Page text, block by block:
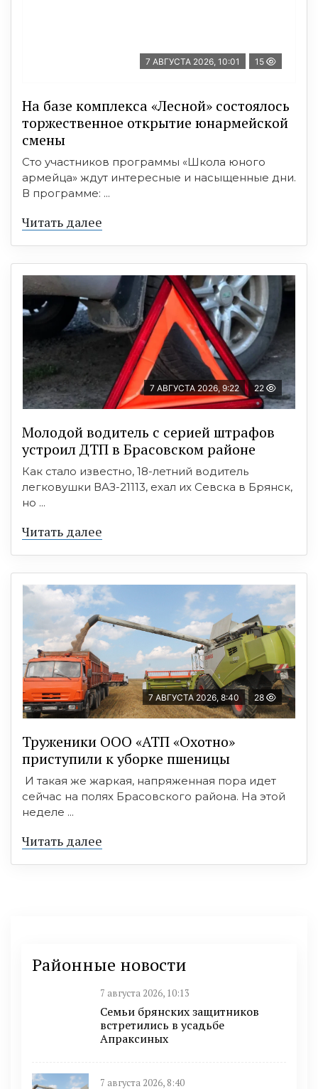
7 АВГУСТА 2026, 10:01 15
На базе комплекса «Лесной» состоялось
торжественное открытие юнармейской
смены
Сто участников программы «Школа юного
армейца» ждут интересные и насыщенные дни.
В программе: ...
Читать далее
7 АВГУСТА 2026, 9:22 22
Молодой водитель с серией штрафов
устроил ДТП в Брасовском районе
Как стало известно, 18-летний водитель
легковушки ВАЗ-21113, ехал их Севска в Брянск,
но ...
Читать далее
7 АВГУСТА 2026, 8:40 28
Труженики ООО «АТП «Охотно»
приступили к уборке пшеницы
И такая же жаркая, напряженная пора идет
сейчас на полях Брасовского района. На этой
неделе ...
Читать далее
Районные новости
7 августа 2026, 10:13
Семьи брянских защитников
встретились в усадьбе
Апраксиных
7 августа 2026, 8:40